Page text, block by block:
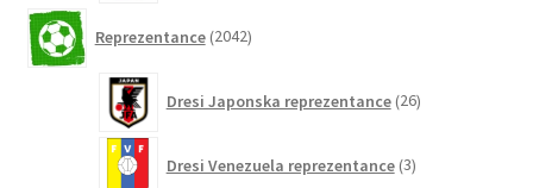
Reprezentance 2042izdelkov
Dresi Japonska reprezentance 26izdelkov
Dresi Venezuela reprezentance 3izdelki